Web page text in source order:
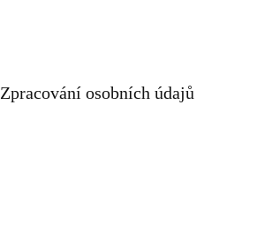
Zpracování osobních údajů